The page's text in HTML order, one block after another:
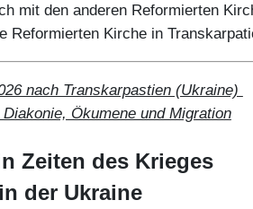
mit den anderen Reformierten
Reformierten Kirche in
nach Transkarpastien (Ukraine)
Ökumene und Migration
Zeiten des Krieges
der Ukraine